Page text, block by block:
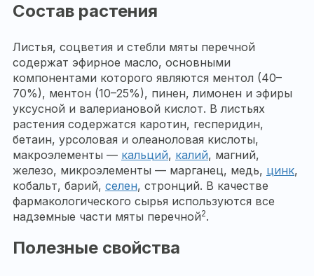
Состав растения
Листья, соцветия и стебли мяты перечной
содержат эфирное масло, основными
компонентами которого являются ментол (40–
70%), ментон (10–25%), пинен, лимонен и эфиры
уксусной и валериановой кислот. В листьях
растения содержатся каротин, гесперидин,
бетаин, урсоловая и олеаноловая кислоты,
макроэлементы — кальций, калий, магний,
железо, микроэлементы — марганец, медь, цинк,
кобальт, барий, селен, стронций. В качестве
фармакологического сырья используются все
надземные части мяты перечной2.
Полезные свойства